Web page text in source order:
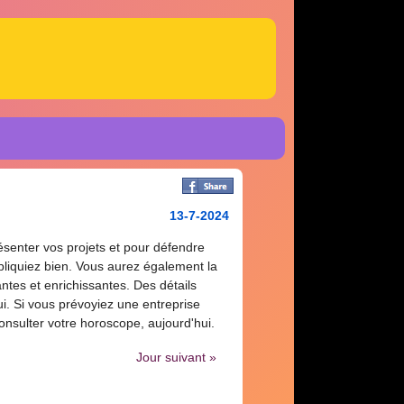
13-7-2024
vos projets et pour défendre
bien. Vous aurez également la
et enrichissantes. Des détails
Si vous prévoyiez une entreprise
votre horoscope, aujourd'hui.
Jour suivant »